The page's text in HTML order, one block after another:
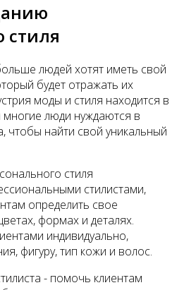
стиля
людей хотят иметь свой
будет отражать их
моды и стиля находится в
люди нуждаются в
найти свой уникальный
стиля
стилистами,
определить свое
формах и деталях.
индивидуально,
фигуру, тип кожи и волос.
- помочь клиентам